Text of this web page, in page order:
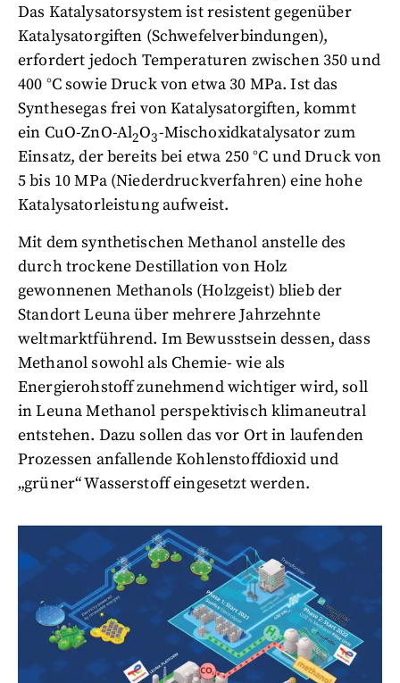
Das Katalysatorsystem ist resistent gegenüber
Katalysatorgiften (Schwefelverbindungen),
erfordert jedoch Temperaturen zwischen 350 und
400 °C sowie Druck von etwa 30 MPa. Ist das
Synthesegas frei von Katalysatorgiften, kommt
ein CuO-ZnO-Al2O3-Mischoxidkatalysator zum
Einsatz, der bereits bei etwa 250 °C und Druck von
5 bis 10 MPa (Niederdruckverfahren) eine hohe
Katalysatorleistung aufweist.
Mit dem synthetischen Methanol anstelle des
durch trockene Destillation von Holz
gewonnenen Methanols (Holzgeist) blieb der
Standort Leuna über mehrere Jahrzehnte
weltmarktführend. Im Bewusstsein dessen, dass
Methanol sowohl als Chemie- wie als
Energierohstoff zunehmend wichtiger wird, soll
in Leuna Methanol perspektivisch klimaneutral
entstehen. Dazu sollen das vor Ort in laufenden
Prozessen anfallende Kohlenstoffdioxid und
„grüner“ Wasserstoff eingesetzt werden.